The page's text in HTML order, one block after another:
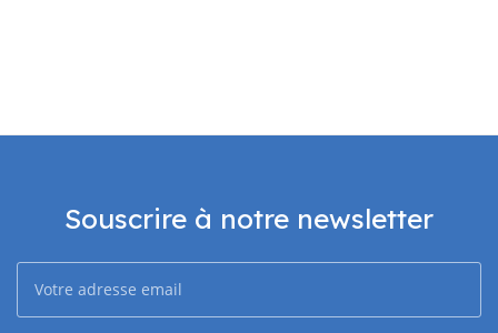
Souscrire à notre newsletter